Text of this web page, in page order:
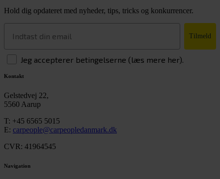
Hold dig opdateret med nyheder, tips, tricks og konkurrencer.
Tilmeld
Jeg accepterer betingelserne (læs mere her).
Kontakt
Gelstedvej 22,
5560 Aarup
T: +45 6565 5015
E: carpeople@carpeopledanmark.dk
CVR: 41964545
Navigation